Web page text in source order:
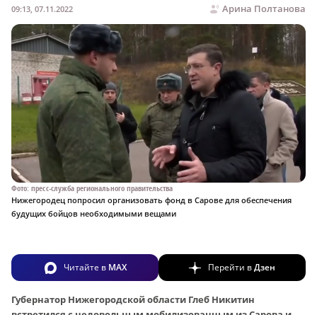
Арина Полтанова
09:13, 07.11.2022
Фото: пресс-служба регионального правительства
Нижегородец попросил организовать фонд в Сарове для обеспечения
будущих бойцов необходимыми вещами
Читайте в MAX Перейти вДзен
Губернатор Нижегородской области Глеб Никитин